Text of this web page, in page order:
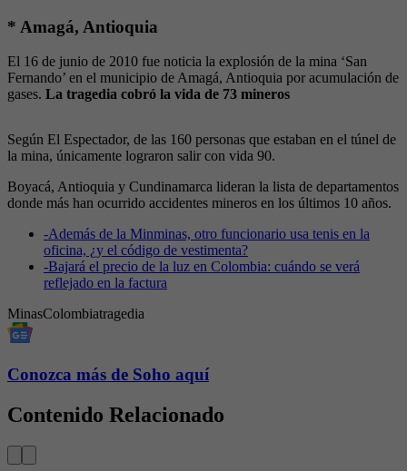
* Amagá, Antioquia
El 16 de junio de 2010 fue noticia la explosión de la mina ‘San
Fernando’ en el municipio de Amagá, Antioquia por acumulación de
gases. La tragedia cobró la vida de 73 mineros
Según El Espectador, de las 160 personas que estaban en el túnel de
la mina, únicamente lograron salir con vida 90.
Boyacá, Antioquia y Cundinamarca lideran la lista de departamentos
donde más han ocurrido accidentes mineros en los últimos 10 años.
-Además de la Minminas, otro funcionario usa tenis en la
oficina, ¿y el código de vestimenta?
-Bajará el precio de la luz en Colombia: cuándo se verá
reflejado en la factura
MinasColombiatragedia
Conozca más de Soho aquí
Contenido Relacionado